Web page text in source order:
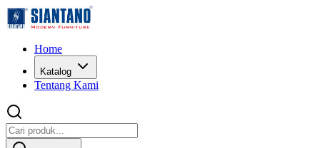
Home
Katalog
Tentang Kami